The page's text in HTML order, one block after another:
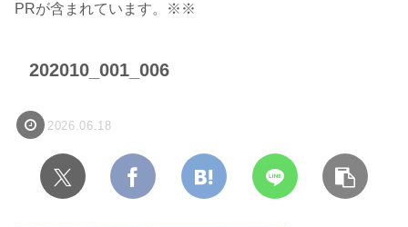
PRが含まれています。※※
202010_001_006
2026.06.18